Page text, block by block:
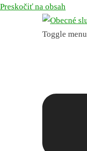
Preskočiť na obsah
Toggle menu